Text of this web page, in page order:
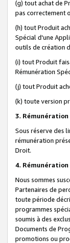
(g) tout achat de
pas correctement
(h) tout Produit
Spécial d'une
outils de création
(i) tout Produit
Rémunération
(j) tout Produit
(k) toute version
3.
Sous réserve des
rémunération
Droit.
4.
Nous sommes
Partenaires de
toute période
programmes
soumis à des
Documents de
promotions ou